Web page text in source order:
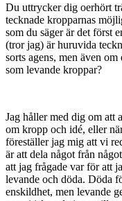
Du uttrycker dig oerhört
tecknade kropparnas
som du säger är det först
(tror jag) är huruvida
sorts agens, men även
som levande kroppar?
Jag håller med dig om att
om kropp och idé, eller
föreställer jag mig att vi
är att dela något från
att jag frågade var för att
levande och döda. Döda
enskildhet, men levande